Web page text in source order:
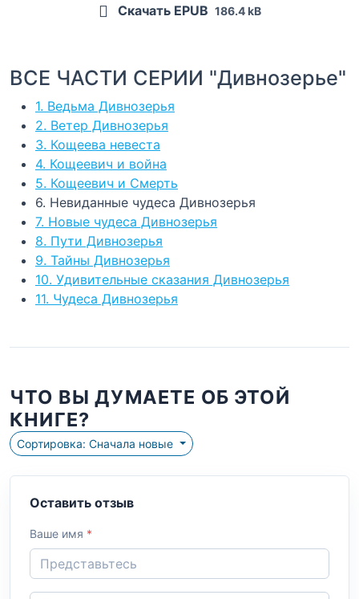
Скачать EPUB 186.4 kB
ВСЕ ЧАСТИ СЕРИИ "Дивнозерье"
1. Ведьма Дивнозерья
2. Ветер Дивнозерья
3. Кощеева невеста
4. Кощеевич и война
5. Кощеевич и Смерть
6. Невиданные чудеса Дивнозерья
7. Новые чудеса Дивнозерья
8. Пути Дивнозерья
9. Тайны Дивнозерья
10. Удивительные сказания Дивнозерья
11. Чудеса Дивнозерья
ЧТО ВЫ ДУМАЕТЕ ОБ ЭТОЙ
КНИГЕ?
Сортировка: Сначала новые
Оставить отзыв
Ваше имя *